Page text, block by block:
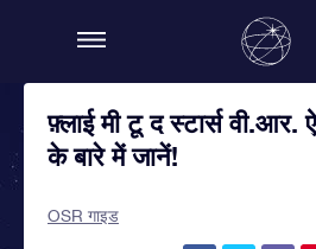
फ़्लाई मी टू द स्टार्स वी.आर.
के बारे में जानें!
OSR गाइड